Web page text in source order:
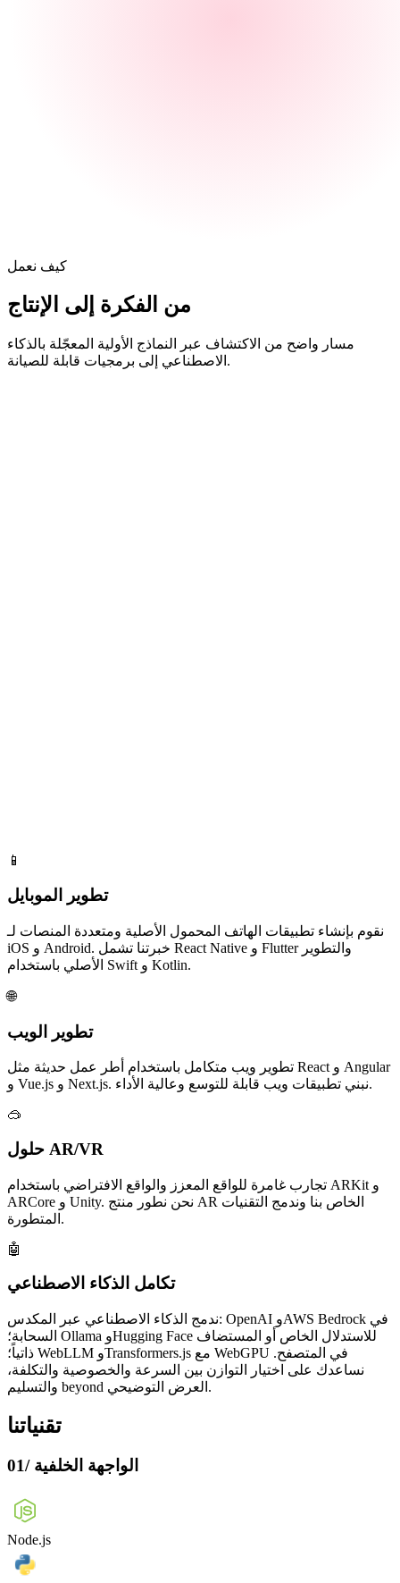
كيف نعمل
من الفكرة إلى الإنتاج
مسار واضح من الاكتشاف عبر النماذج الأولية المعجّلة بالذكاء
الاصطناعي إلى برمجيات قابلة للصيانة.
📱
تطوير الموبايل
نقوم بإنشاء تطبيقات الهاتف المحمول الأصلية ومتعددة المنصات لـ
iOS و Android. خبرتنا تشمل React Native و Flutter والتطوير
الأصلي باستخدام Swift و Kotlin.
🌐
تطوير الويب
تطوير ويب متكامل باستخدام أطر عمل حديثة مثل React و Angular
و Vue.js و Next.js. نبني تطبيقات ويب قابلة للتوسع وعالية الأداء.
🥽
حلول AR/VR
تجارب غامرة للواقع المعزز والواقع الافتراضي باستخدام ARKit و
ARCore و Unity. نحن نطور منتج AR الخاص بنا وندمج التقنيات
المتطورة.
🤖
تكامل الذكاء الاصطناعي
ندمج الذكاء الاصطناعي عبر المكدس: OpenAI وAWS Bedrock في
السحابة؛ Ollama وHugging Face للاستدلال الخاص أو المستضاف
ذاتياً؛ WebLLM وTransformers.js مع WebGPU في المتصفح.
نساعدك على اختيار التوازن بين السرعة والخصوصية والتكلفة،
والتسليم beyond العرض التوضيحي.
تقنياتنا
01/ الواجهة الخلفية
Node.js